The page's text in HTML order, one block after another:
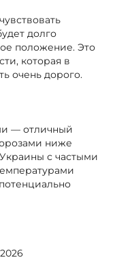
долго
положение. Это
которая в
очень дорого.
— отличный
ниже
с частыми